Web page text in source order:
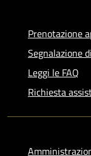
Prenotazione
Segnalazione
Leggi le FAQ
Richiesta